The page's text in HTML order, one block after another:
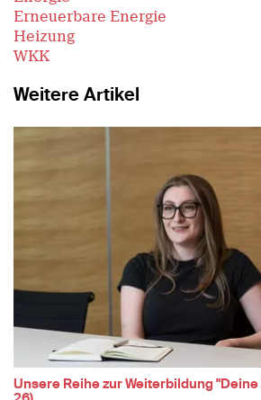
Erneuerbare Energie
Heizung
WKK
Weitere Artikel
Unsere Reihe zur Weiterbildung "Deine